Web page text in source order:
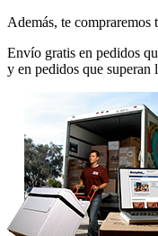
Además, te compraremos
Envío gratis en pedidos
y en pedidos que superan